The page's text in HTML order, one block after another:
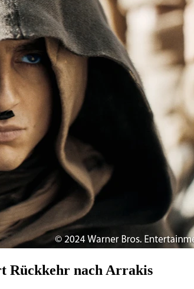
Rückkehr nach Arrakis